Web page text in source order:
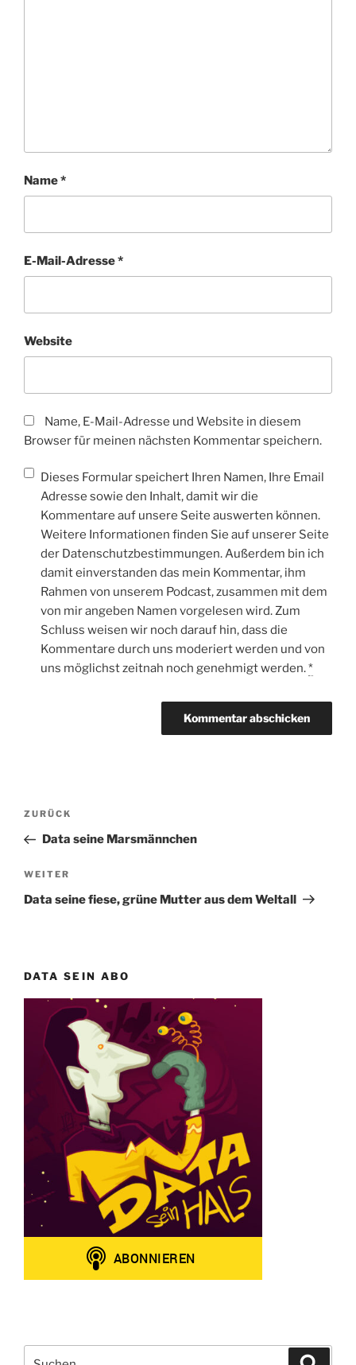
Name*
E-Mail-Adresse*
Website
Name, E-Mail-Adresse und Website in diesem
Browser für meinen nächsten Kommentar speichern.
Dieses Formular speichert Ihren Namen, Ihre Email
Adresse sowie den Inhalt, damit wir die
Kommentare auf unsere Seite auswerten können.
Weitere Informationen finden Sie auf unserer Seite
der Datenschutzbestimmungen. Außerdem bin ich
damit einverstanden das mein Kommentar, ihm
Rahmen von unserem Podcast, zusammen mit dem
von mir angeben Namen vorgelesen wird. Zum
Schluss weisen wir noch darauf hin, dass die
Kommentare durch uns moderiert werden und von
uns möglichst zeitnah noch genehmigt werden.*
Beitragsnavigation
Vorheriger
Beitrag
ZURÜCK
Data seine Marsmännchen
Nächster
Beitrag
WEITER
Data seine fiese, grüne Mutter aus dem Weltall
DATA SEIN ABO